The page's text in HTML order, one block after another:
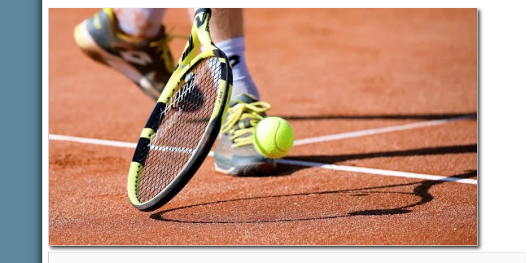
ACTUALITÉS
ARRETÉ PERMANENT DE
POLICE DE CIRCULATION
Tarn Fibre-EOS telecom
Auteur Amandine ESPASA/ 24 juillet
2026
CAMPAGNE ACTION
CONTRE LA FAIM-
DEMARCHAGE DOURGNE
DU 03/08/2026 AU
05/09/2026
Auteur Christel DAUZAT/ 5 août 2026